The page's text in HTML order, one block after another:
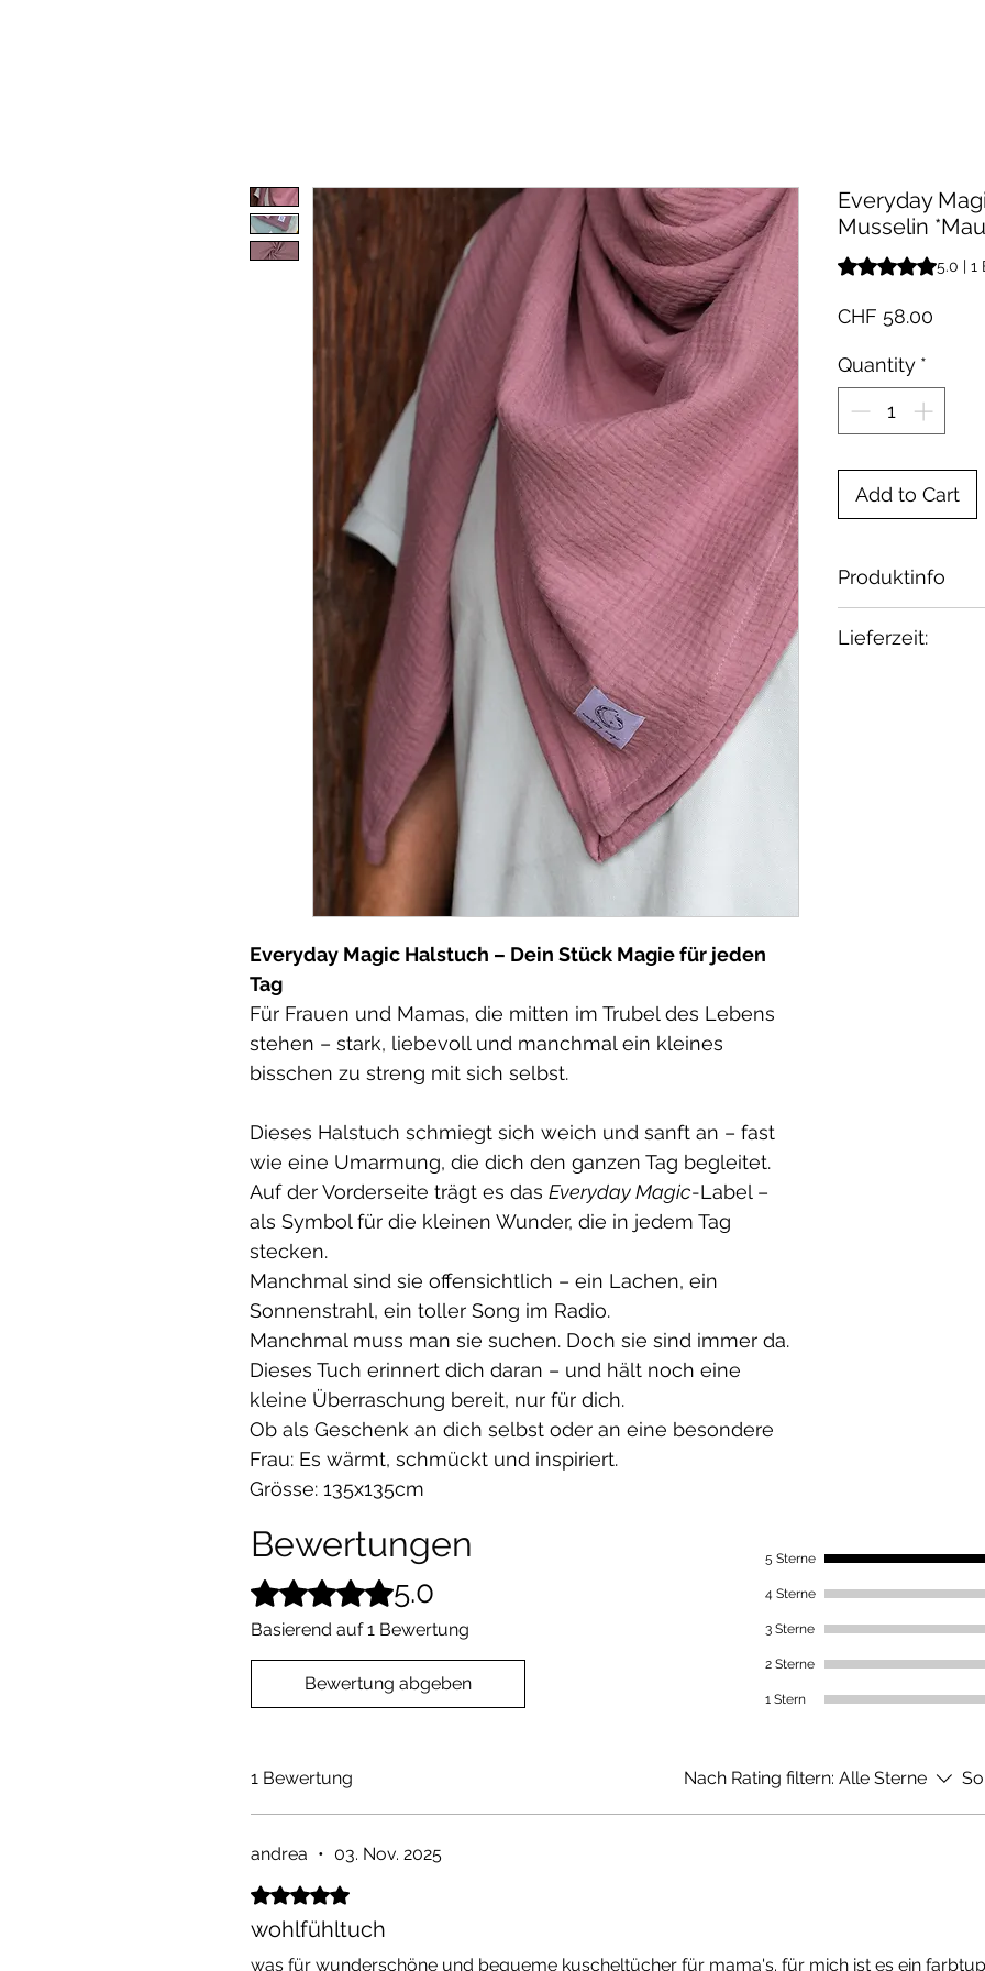
Everyday Magic Halstuch – Dein Stück Magie für jeden
Tag
Für Frauen und Mamas, die mitten im Trubel des Lebens
stehen – stark, liebevoll und manchmal ein kleines
bisschen zu streng mit sich selbst.
Dieses Halstuch schmiegt sich weich und sanft an – fast
wie eine Umarmung, die dich den ganzen Tag begleitet.
Auf der Vorderseite trägt es das Everyday Magic-Label –
als Symbol für die kleinen Wunder, die in jedem Tag
stecken.
Manchmal sind sie offensichtlich – ein Lachen, ein
Sonnenstrahl, ein toller Song im Radio.
Manchmal muss man sie suchen. Doch sie sind immer da.
Dieses Tuch erinnert dich daran – und hält noch eine
kleine Überraschung bereit, nur für dich.
Ob als Geschenk an dich selbst oder an eine besondere
Frau: Es wärmt, schmückt und inspiriert.
Grösse: 135x135cm
Everyday
Musselin
Das Rating 5.0 | 1
CHF 58.00
Quantity *
Add to Cart
Produktinfo
Baumwolle /
Lieferzeit:
Bewertungen
Mit 5 von 5 Sternen bewertet.
5.0
Basierend auf 1 Bewertung
Bewertung abgeben
5 Sterne
4 Sterne
3 Sterne
2 Sterne
1 Stern
1 Bewertung Nach Rating filtern: Alle Sterne
andrea • 03. Nov. 2025
Mit 5 von 5 Sternen bewertet.
wohlfühltuch
was für wunderschöne und bequeme kuscheltücher für mama's. für mich ist es ein